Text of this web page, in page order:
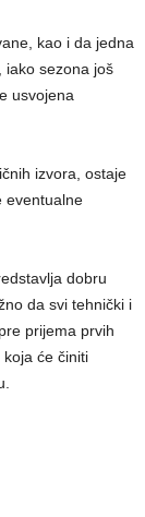
kao i da jedna
iako sezona još
usvojena
izvora, ostaje
eventualne
dobru
da svi tehnički i
prijema prvih
će činiti